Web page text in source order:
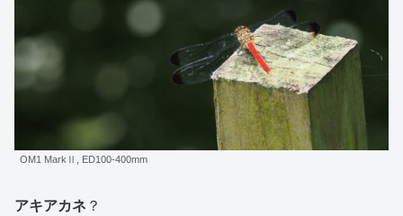
OM1 MarkⅡ, ED100-400mm
アキアカネ ？